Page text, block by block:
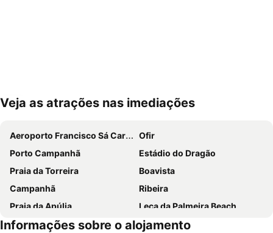
Ampliar mapa
Veja as atrações nas imediações
Aeroporto Francisco Sá Carneiro
Ofir
Porto Campanhã
Estádio do Dragão
Praia da Torreira
Boavista
Campanhã
Ribeira
Praia da Apúlia
Leça da Palmeira Beach
Parque aquático de Amarante
Pavilhão Multiusos Gondomar
Informações sobre o alojamento